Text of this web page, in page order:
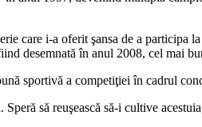
care i-a oferit şansa de a participa
desemnată în anul 2008, cel mai
sportivă a competiţiei în cadrul
să reuşească să-i cultive